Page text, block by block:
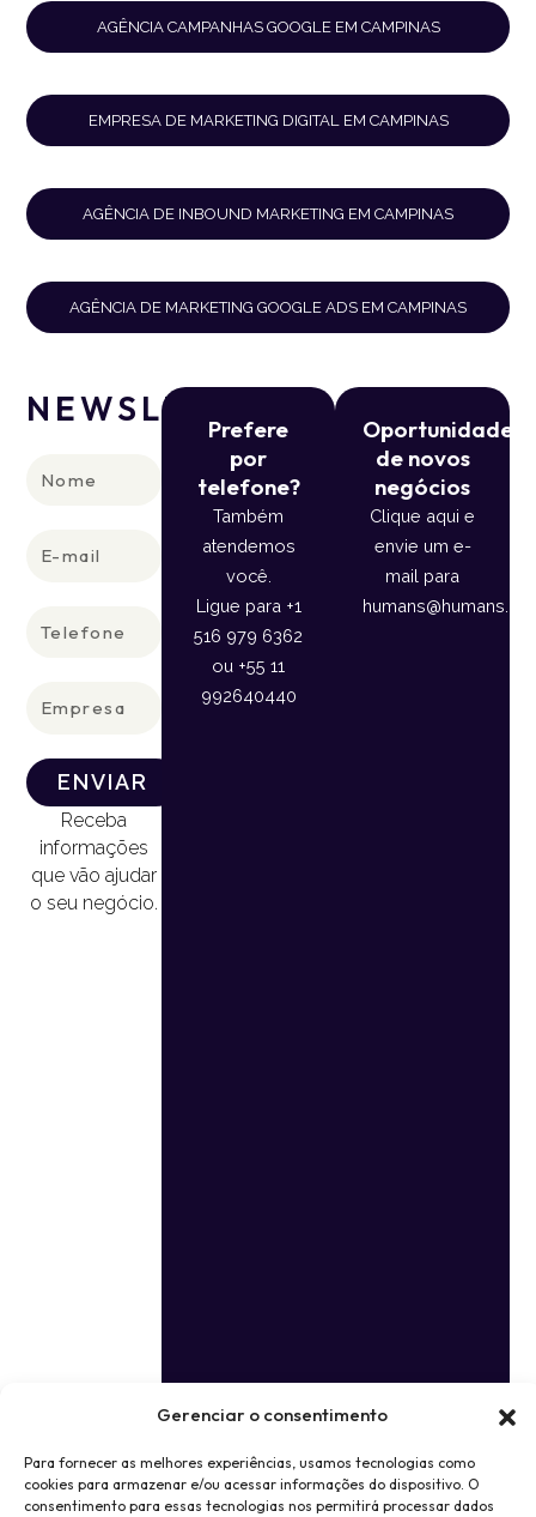
Gerenciar o consentimento
Para fornecer as melhores experiências, usamos tecnologias como
cookies para armazenar e/ou acessar informações do dispositivo. O
consentimento para essas tecnologias nos permitirá processar dados
AGÊNCIA CAMPANHAS GOOGLE EM CAMPINAS
EMPRESA DE MARKETING DIGITAL EM CAMPINAS
AGÊNCIA DE INBOUND MARKETING EM CAMPINAS
AGÊNCIA DE MARKETING GOOGLE ADS EM CAMPINAS
NEWSLETTER
ENVIAR
Receba
informações
que vão ajudar
o seu negócio.
Prefere
por
telefone?
Também
atendemos
você.
Ligue para +1
516 979 6362
ou +55 11
992640440
Oportunidade
de novos
negócios
Clique aqui e
envie um e-
mail para